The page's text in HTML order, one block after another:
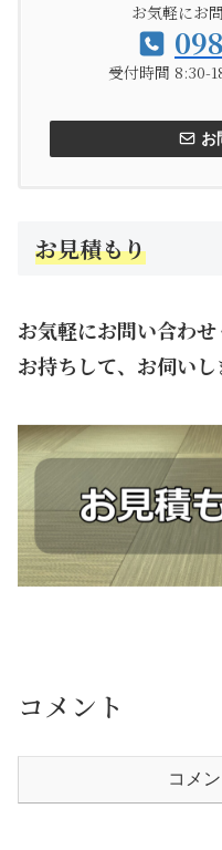
お気軽にお
受付時間 8:30-
お
お見積もり
お気軽にお問い合わ
お持ちして、お伺いし
コメント
コメ